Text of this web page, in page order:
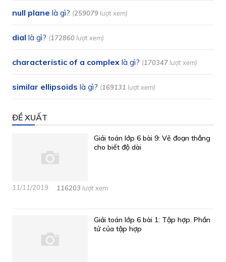
null plane là gì? (259079 lượt xem)
dial là gì? (172860 lượt xem)
characteristic of a complex là gì? (170347 lượt xem)
similar ellipsoids là gì? (169131 lượt xem)
ĐỀ XUẤT
Giải toán lớp 6 bài 9: Vẽ đoạn thẳng
cho biết độ dài
11/11/2019 116203 lượt xem
Giải toán lớp 6 bài 1: Tập hợp. Phần
tử của tập hợp